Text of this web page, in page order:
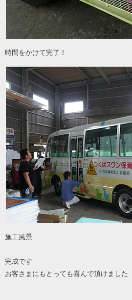
時間をかけて完了！
施工風景
完成です
お客さまにもとっても喜んで頂けました